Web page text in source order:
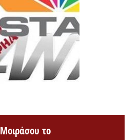
Μοιράσου το